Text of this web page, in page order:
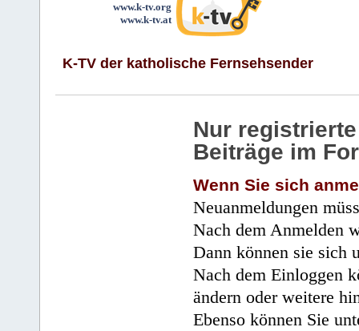
www.k-tv.org
www.k-tv.at
K-TV der katholische Fernsehsender
Nur
Beiträge im
Wenn Sie sich
Neuanmeldungen
Nach dem Anmelden
Dann können sie sich
Nach dem Einloggen
ändern oder weitere
Ebenso können Sie